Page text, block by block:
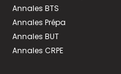
Annales BTS
Annales Prépa
Annales BUT
Annales CRPE